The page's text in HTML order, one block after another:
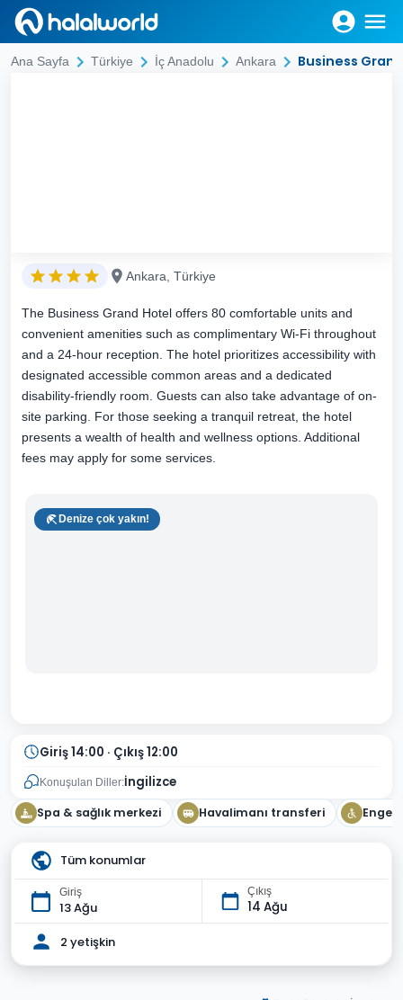
Ana Sayfa Türkiye İç Anadolu Ankara Business
Ankara, Türkiye
The Business Grand Hotel offers 80 comfortable units and
convenient amenities such as complimentary Wi-Fi throughout
and a 24-hour reception. The hotel prioritizes accessibility with
designated accessible common areas and a dedicated
disability-friendly room. Guests can also take advantage of on-
site parking. For those seeking a tranquil retreat, the hotel
presents a wealth of health and wellness options. Additional
fees may apply for some services.
Denize çok yakın!
Giriş 14:00 · Çıkış 12:00
Konuşulan Diller:İngilizce
Spa & sağlık merkezi Havalimanı transferi
Tüm konumlar
Giriş
13 Ağu
Çıkış
14 Ağu
2 yetişkin